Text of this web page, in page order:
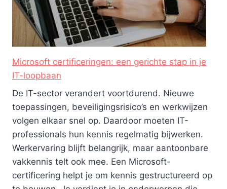
Microsoft certificeringen: een gerichte stap in je
IT-loopbaan
De IT-sector verandert voortdurend. Nieuwe
toepassingen, beveiligingsrisico’s en werkwijzen
volgen elkaar snel op. Daardoor moeten IT-
professionals hun kennis regelmatig bijwerken.
Werkervaring blijft belangrijk, maar aantoonbare
vakkennis telt ook mee. Een Microsoft-
certificering helpt je om kennis gestructureerd op